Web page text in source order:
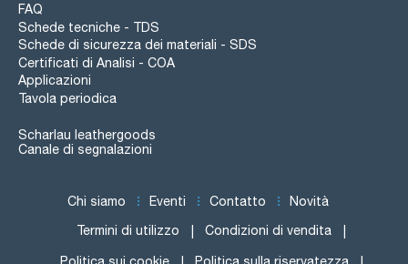
FAQ
Schede tecniche - TDS
Schede di sicurezza dei materiali - SDS
Certificati di Analisi - COA
Applicazioni
Tavola periodica
Scharlau leathergoods
Canale di segnalazioni
Chi siamo Eventi Contatto Novità
Termini di utilizzo Condizioni di vendita